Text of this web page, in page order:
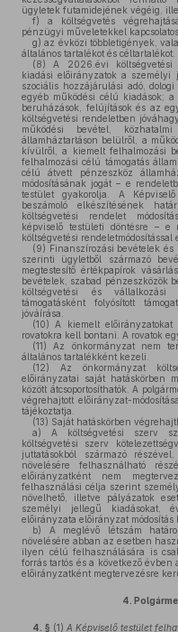
ügyletek futamidejének végéig,
f) a költségvetés
pénzügyi műveletekkel
g) az évközi többletigények,
általános tartalékot és céltartalékot.
(8) A 2026.évi költségvetési
kiadási előirányzatok a személyi
szociális hozzájárulási adó,
egyéb működési célú kiadások;
beruházások, felújítások és az
költségvetési rendeletben
működési bevétel,
államháztartáson belülről, a
kívülről, a kiemelt felhalmozási
felhalmozási célú támogatás
célú átvett pénzeszköz
módosításának jogát – e
testület gyakorolja. A
beszámoló elkészítésének
költségvetési rendelet
képviselő testületi döntésre – e
költségvetési
(9) Finanszírozási bevételek és
szerinti ügyletből származó
megtestesítő értékpapírok
bevételek, szabad pénzeszközök
költségvetési és
támogatásként folyósított
jóváírása.
(10) A kiemelt előirányzatokat
rovatokra kell bontani. A rovatok
(11) Az önkormányzat nem
általános tartalékként kezeli.
(12) Az önkormányzat
előirányzatai saját hatáskörben
között átcsoportosíthatók. A
végrehajtott előirányzat-
tájékoztatja.
(13) Saját hatáskörben
a) A költségvetési szerv
költségvetési szerv
juttatásokból származó
növelésére felhasználható
előirányzatként nem
felhasználási célja szerint
növelhető, illetve pályázatok
személyi jellegű kiadásokat,
előirányzata előirányzat módosítás
b) A meglévő létszám
növelésére abban az esetben
ilyen célú felhasználására is
forrás tartós és a következő évben
előirányzatként megtervezésre
4.
4. § (1) A Képviselő testület